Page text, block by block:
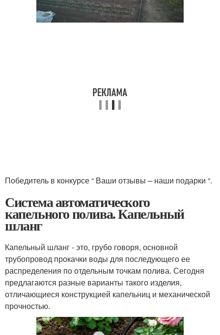
Победитель в конкурсе “ Ваши отзывы – наши подарки “.
Система автоматического
капельного полива. Капельный
шланг
Капельный шланг - это, грубо говоря, основной
трубопровод прокачки воды для последующего ее
распределения по отдельным точкам полива. Сегодня
предлагаются разные варианты такого изделия,
отличающиеся конструкцией капельниц и механической
прочностью.